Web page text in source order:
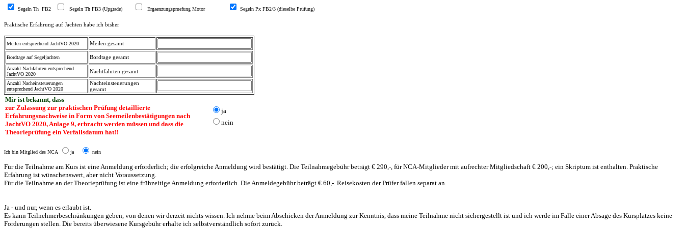
Segeln Th FB2 Segeln Th FB3 (Upgrade) Ergaenzungspruefung Motor Segeln Px FB2/3 (dieselbe Prüfung)
Praktische Erfahrung auf Jachten habe ich bisher
Meilen entsprechend JachtVO 2020 Meilen gesamt
Bordtage auf Segeljachten Bordtage gesamt
Anzahl Nachfahrten entsprechend
JachtVO 2020
Nachtfahrten gesamt
Anzahl Nacheinsteuerungen
entsprechend JachtVO 2020
Nachteinsteuerungen
gesamt
Mir ist bekannt, dass
zur Zulassung zur praktischen Prüfung detaillierte
Erfahrungsnachweise in Form von Seemeilenbestätigungen nach
JachtVO 2020, Anlage 9, erbracht werden müssen und dass die
Theorieprüfung ein Verfallsdatum hat!!
ja
nein
Ich bin Mitglied des NCA ja nein
Für die Teilnahme am Kurs ist eine Anmeldung erforderlich; die erfolgreiche Anmeldung wird bestätigt. Die Teilnahmegebühr beträgt € 290,-, für NCA-Mitglieder mit aufrechter Mitgliedschaft € 200,-; ein Skriptum ist enthalten. Praktische
Erfahrung ist wünschenswert, aber nicht Voraussetzung.
Für die Teilnahme an der Theorieprüfung ist eine frühzeitige Anmeldung erforderlich. Die Anmeldegebühr beträgt € 60,-. Reisekosten der Prüfer fallen separat an.
Ja - und nur, wenn es erlaubt ist.
Es kann Teilnehmerbeschränkungen geben, von denen wir derzeit nichts wissen. Ich nehme beim Abschicken der Anmeldung zur Kenntnis, dass meine Teilnahme nicht sichergestellt ist und ich werde im Falle einer Absage des Kursplatzes keine
Forderungen stellen. Die bereits überwiesene Kursgebühr erhalte ich selbstverständlich sofort zurück.